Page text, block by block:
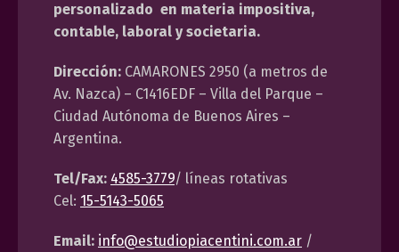
personalizado en materia impositiva,
contable, laboral y societaria.
Dirección: CAMARONES 2950 (a metros de
Av. Nazca) – C1416EDF – Villa del Parque –
Ciudad Autónoma de Buenos Aires –
Argentina.
Tel/Fax: 4585-3779/ líneas rotativas
Cel: 15-5143-5065
Email: info@estudiopiacentini.com.ar /